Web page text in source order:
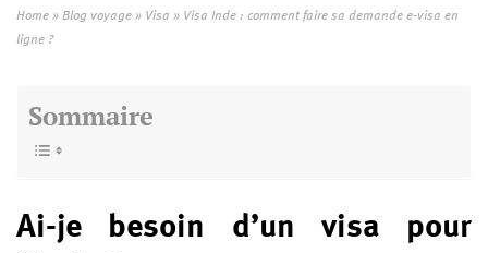
Home » Blog voyage » Visa » Visa Inde : comment faire sa demande e-visa en
ligne ?
Sommaire
Ai-je besoin d’un visa pour